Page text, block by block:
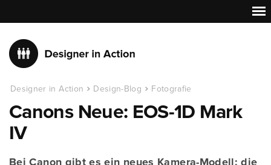
Designer in Action Design-Blog Fotografie
Canons Neue: EOS-1D Mark
IV
Bei Canon gibt es ein neues Kamera-Modell: die